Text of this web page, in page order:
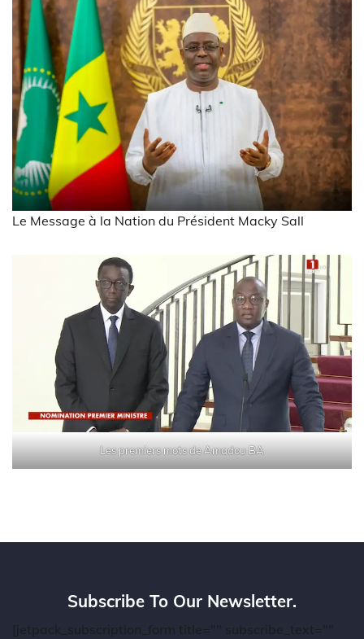
Le Message à la Nation du Président Macky Sall
Les premiers mots de Amadou BA
Subscribe To Our Newsletter.
[jetpack_subscription_form title="" subscribe_text=""